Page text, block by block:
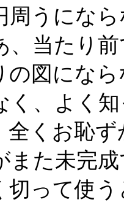
周うにな
、当たり
の図にな
く、よく
全くお恥
また未完
切って使